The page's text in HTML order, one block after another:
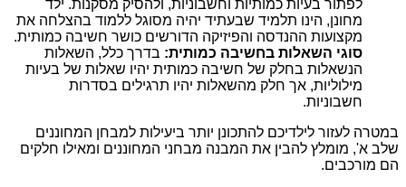
לפתור בעיות כמותיות וחשבוניות, ולהסיק מסקנות. ילד
מחונן, הינו תלמיד שבעתיד יהיה מסוגל ללמוד בהצלחה את
מקצועות ההנדסה והפיזיקה הדורשים כושר חשיבה כמותית.
סוגי השאלות בחשיבה כמותית: בדרך כלל, השאלות
הנשאלות בחלק של חשיבה כמותית יהיו שאלות של בעיות
מילוליות, אך חלק מהשאלות יהיו תרגילים בסדרות
חשבוניות.
במטרה לעזור לילדיכם להתכונן יותר ביעילות למבחן המחוננים
שלב א', מומלץ להבין את המבנה מבחני המחוננים ומאילו חלקים
הם מורכבים.